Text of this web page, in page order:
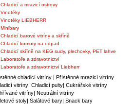
Chladicí a mrazicí ostrovy
Vinotéky
Vinotéky LIEBHERR
Minibary
Chladicí barové vitríny a skříně
Chladicí komory na odpad
Chladicí skříně na KEG sudy, plechovky, PET lahve
Laboratoře a zdravotnictví
Laboratoře a zdravotnictví Liebherr
chladicí vitríny | Přístěnné mrazicí vitríny
vitríny| Chladicí pulty| Cukrářské vitríny
vitríny| Neutrální vitríny
stoly| Salátové bary| Snack bary